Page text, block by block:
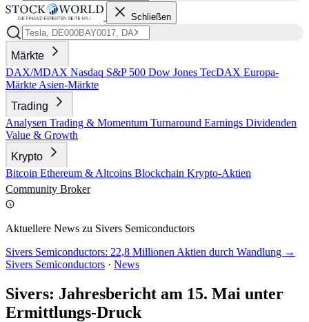
Schließen
Märkte
DAX/MDAX Nasdaq S&P 500 Dow Jones TecDAX Europa-
Märkte Asien-Märkte
Trading
Analysen Trading & Momentum Turnaround Earnings Dividenden
Value & Growth
Krypto
Bitcoin Ethereum & Altcoins Blockchain Krypto-Aktien
Community Broker
Aktuellere News zu Sivers Semiconductors
Sivers Semiconductors: 22,8 Millionen Aktien durch Wandlung →
Sivers Semiconductors · News
Sivers: Jahresbericht am 15. Mai unter
Ermittlungs-Druck